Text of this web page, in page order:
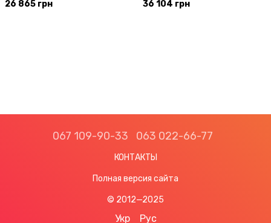
26 865 грн 36 104 грн
067 109-90-33 063 022-66-77
КОНТАКТЫ
Полная версия сайта
© 2012—2025
Укр Рус